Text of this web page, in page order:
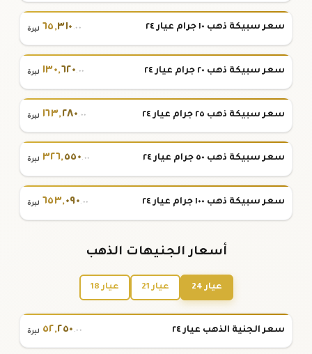
سعر سبيكة ذهب ١٠ جرام عيار ٢٤ ٦٥,٣١٠ .٠٠ ليرة
سعر سبيكة ذهب ٢٠ جرام عيار ٢٤ ١٣٠,٦٢٠.٠٠ ليرة
سعر سبيكة ذهب ٢٥ جرام عيار ٢٤ ١٦٣,٢٨٠.٠٠ ليرة
سعر سبيكة ذهب ٥٠ جرام عيار ٢٤ ٣٢٦,٥٥٠.٠٠ ليرة
سعر سبيكة ذهب ١٠٠ جرام عيار ٢٤ ٦٥٣,٠٩٠.٠٠ ليرة
أسعار الجنيهات الذهب
عيار 24 عيار 21 عيار 18
سعر الجنية الذهب عيار ٢٤ ٥٢,٢٥٠ .٠٠ ليرة